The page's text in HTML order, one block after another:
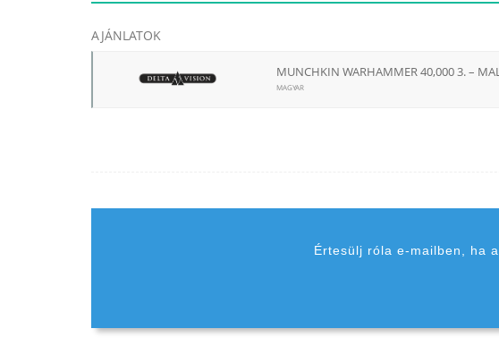
AJÁNLATOK
MUNCHKIN WARHAMMER 40,000 3. –
MAGYAR
Értesülj róla e-mailben, ha